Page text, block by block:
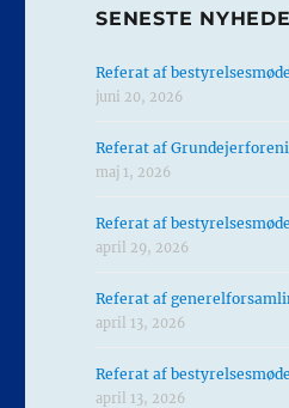
SENESTE
Referat af
juni 20, 2026
Referat af
maj 1, 2026
Referat af
april 29, 2026
Referat af
april 13, 2026
Referat af
april 13, 2026